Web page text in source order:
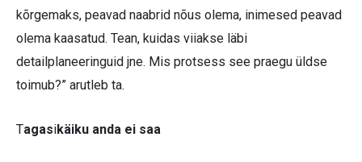
kõrgemaks, peavad naabrid nõus olema, inimesed peavad
olema kaasatud. Tean, kuidas viiakse läbi
detailplaneeringuid jne. Mis protsess see praegu üldse
toimub?” arutleb ta.
Tagasikäiku anda ei saa